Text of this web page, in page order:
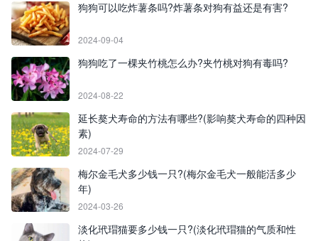
狗狗可以吃炸薯条吗?炸薯条对狗有益还是有害?
2024-09-04
狗狗吃了一棵夹竹桃怎么办?夹竹桃对狗有毒吗?
2024-08-22
延长獒犬寿命的方法有哪些?(影响獒犬寿命的四种因
素)
2024-07-29
梅尔金毛犬多少钱一只?(梅尔金毛犬一般能活多少
年)
2024-03-26
淡化玳瑁猫要多少钱一只?(淡化玳瑁猫的气质和性